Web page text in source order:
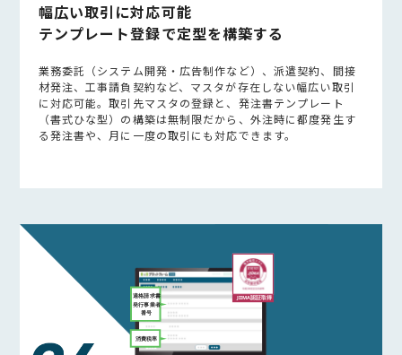
幅広い取引に対応可能
テンプレート登録で定型を構築する
業務委託（システム開発・広告制作など）、派遣契約、間接
材発注、工事請負契約など、マスタが存在しない幅広い取引
に対応可能。取引先マスタの登録と、発注書テンプレート
（書式ひな型）の構築は無制限だから、外注時に都度発生す
る発注書や、月に一度の取引にも対応できます。